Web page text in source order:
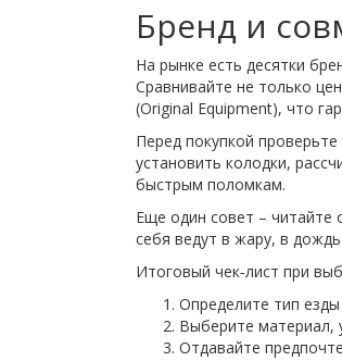
Бренд и
На рынке есть десятки
Сравнивайте не только
(Original Equipment), что
Перед покупкой
установить колодки,
быстрым поломкам.
Еще один совет – читайте
себя ведут в жару, в
Итоговый чек‑лист при
Определите тип
Выберите материал,
Отдавайте